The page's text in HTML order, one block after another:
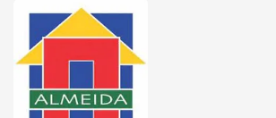
Página inicial